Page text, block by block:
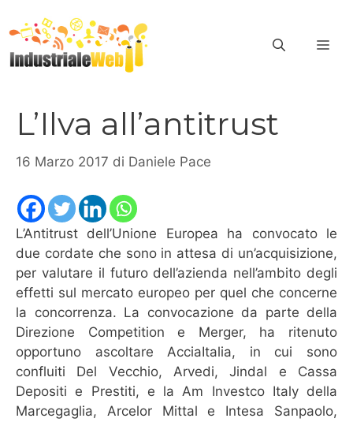
al
contenuto
L’Ilva all’antitrust
16 Marzo 2017 di Daniele Pace
L’Antitrust dell’Unione Europea ha convocato le
due cordate che sono in attesa di un’acquisizione,
per valutare il futuro dell’azienda nell’ambito degli
effetti sul mercato europeo per quel che concerne
la concorrenza. La convocazione da parte della
Direzione Competition e Merger, ha ritenuto
opportuno ascoltare AcciaItalia, in cui sono
confluiti Del Vecchio, Arvedi, Jindal e Cassa
Depositi e Prestiti, e la Am Investco Italy della
Marcegaglia, Arcelor Mittal e Intesa Sanpaolo,